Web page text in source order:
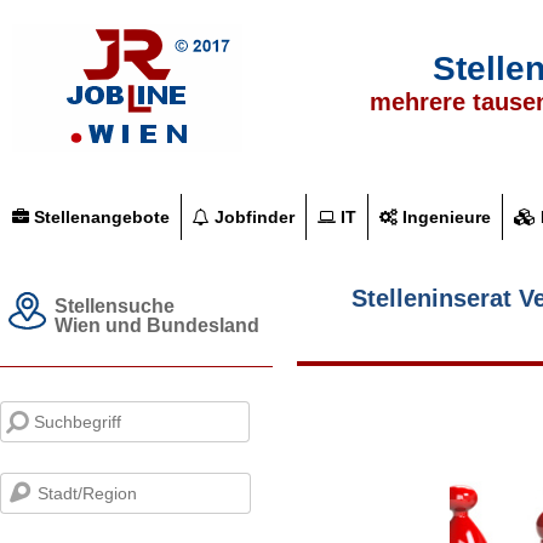
mehrere
Stellenangebote Jobfinder IT Ingenieure
Stellensuche
Wien und Bundesland
Stelleninserat